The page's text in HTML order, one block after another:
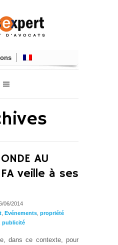
AU
veille à ses
06/2014
Evénements propriété
publicité
dans ce contexte, pour